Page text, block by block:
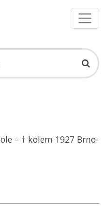
– † kolem 1927 Brno-